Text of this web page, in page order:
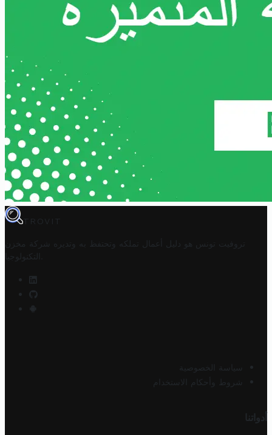
TROVIT
تروفيت تونس هو دليل أعمال تملكه وتحتفظ به وتديره
شركة مخزن
التكنولوجيا
سياسة الخصوصية
شروط وأحكام الاستخدام
أدواتنا